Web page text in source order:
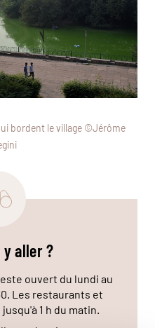
bordent le village ©Jérôme
y aller ?
ouvert du lundi au
Les restaurants et
1 h du matin.